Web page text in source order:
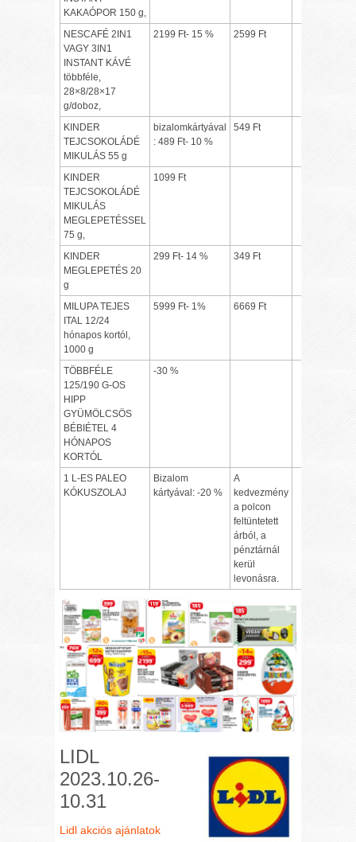
KAKAÓPOR 150 g,
NESCAFÉ 2IN1
VAGY 3IN1
INSTANT KÁVÉ
többféle,
28×8/28×17
g/doboz,
2199 Ft- 15 % 2599 Ft
KINDER
TEJCSOKOLÁDÉ
MIKULÁS 55 g
bizalomkártyával
: 489 Ft- 10 %
549 Ft
KINDER
TEJCSOKOLÁDÉ
MIKULÁS
MEGLEPETÉSSEL
75 g,
1099 Ft
KINDER
MEGLEPETÉS 20
g
299 Ft- 14 % 349 Ft
MILUPA TEJES
ITAL 12/24
hónapos kortól,
1000 g
5999 Ft- 1% 6669 Ft
TÖBBFÉLE
125/190 G-OS
HIPP
GYÜMÖLCSÖS
BÉBIÉTEL 4
HÓNAPOS
KORTÓL
-30 %
1 L-ES PALEO
KÓKUSZOLAJ
Bizalom
kártyával: -20 %
A
kedvezmény
a polcon
feltüntetett
árból, a
pénztárnál
kerül
levonásra.
LIDL
2023.10.26-
10.31
Lidl akciós ajánlatok